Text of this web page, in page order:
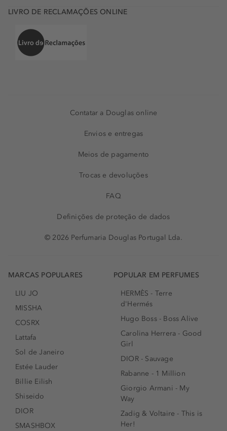
LIVRO DE RECLAMAÇÕES ONLINE
Contatar a Douglas online
Envios e entregas
Meios de pagamento
Trocas e devoluções
FAQ
Definições de proteção de dados
© 2026 Perfumaria Douglas Portugal Lda.
MARCAS POPULARES
LIU JO
MISSHA
COSRX
Lattafa
Sol de Janeiro
Estée Lauder
Billie Eilish
Shiseido
DIOR
SMASHBOX
POPULAR EM PERFUMES
HERMÈS - Terre
d'Hermés
Hugo Boss - Boss Alive
Carolina Herrera - Good
Girl
DIOR - Sauvage
Rabanne - 1 Million
Giorgio Armani - My
Way
Zadig & Voltaire - This is
Her!